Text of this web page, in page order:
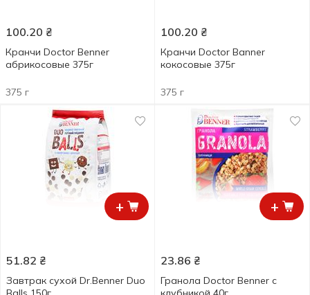
100.20 ₴
Кранчи Doctor Benner
абрикосовые 375г
375 г
100.20 ₴
Кранчи Doctor Banner
кокосовые 375г
375 г
+
51.82 ₴
Завтрак сухой Dr.Benner Duo
+
23.86 ₴
Гранола Doctor Benner с